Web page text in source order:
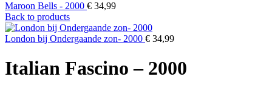
Maroon Bells - 2000 € 34,99
Back to products
London bij Ondergaande zon- 2000 € 34,99
Italian Fascino – 2000